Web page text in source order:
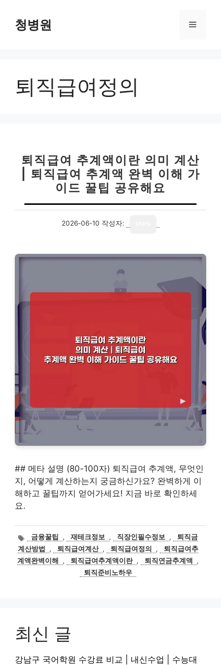
청병원 메
퇴직급여정의
퇴직급여 추계액이란 의미 계산
| 퇴직급여 추계액 완벽 이해 가
이드 꿀팁 공유해요
2026-06-10 작성자:
## 메타 설명 (80-100자) 퇴직급여 추계액, 무엇인
지, 어떻게 계산하는지 궁금하신가요? 완벽하게 이
해하고 꿀팁까지 얻어가세요! 지금 바로 확인하세
요.
태
그
금융꿀팁 , 재테크정보 , 직장인필수정보 ,
퇴직금
계산방법
, 퇴직급여계산 , 퇴직급여정의 ,
퇴직급여추
계액완벽이해
, 퇴직급여추계액이란 , 퇴직연금추계액
,
퇴직준비노하우
최신 글
강남구 국어학원 수강료 비교 | 내신수업 | 수능대